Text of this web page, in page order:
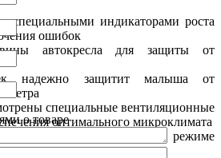
специальными индикаторами роста
ошибок
автокресла для защиты от
надежно защитит малыша от
ветра
специальные вентиляционные
оптимального микроклимата
и стираются в режиме
о товаре